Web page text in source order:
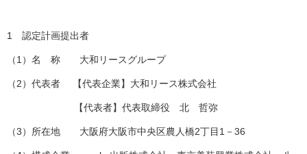
1 認定計画提出者
（1）名 称 大和リースグループ
（2）代表者 【代表企業】大和リース株式会社
【代表者】代表取締役 北 哲弥
（3）所在地 大阪府大阪市中央区農人橋2丁目1－36